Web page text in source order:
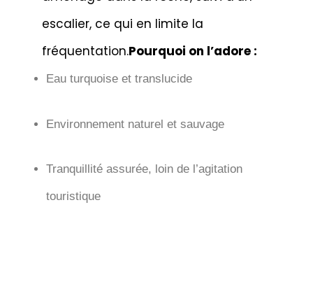
escalier, ce qui en limite la
fréquentation.Pourquoi on l’adore :
Eau turquoise et translucide
Environnement naturel et sauvage
Tranquillité assurée, loin de l’agitation
touristique